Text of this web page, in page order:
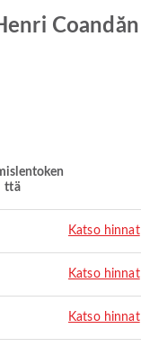
Coandăn
ttä
Katso hinnat
Katso hinnat
Katso hinnat